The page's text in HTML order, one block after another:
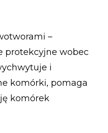
–
protekcyjne wobec
i
komórki, pomaga
komórek